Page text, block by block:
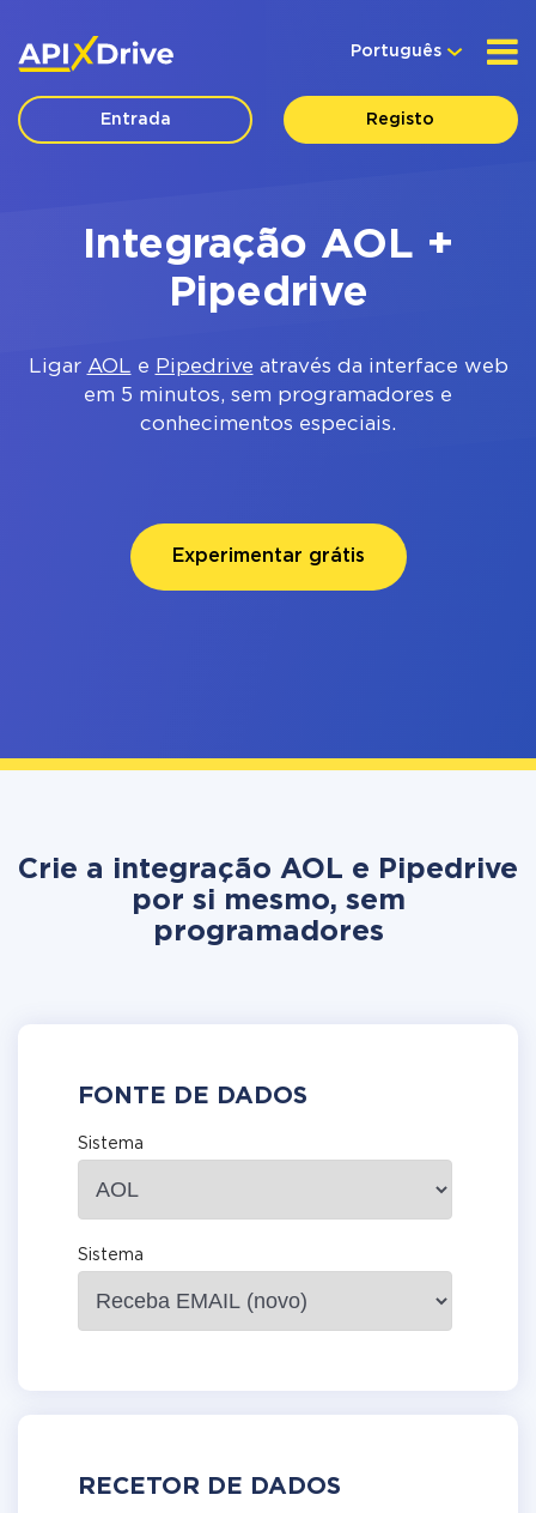
Português
Entrada Registo
Integração AOL +
Pipedrive
Ligar AOL e Pipedrive através da interface web
em 5 minutos, sem programadores e
conhecimentos especiais.
Experimentar grátis
Crie a integração AOL e Pipedrive
por si mesmo, sem
programadores
FONTE DE DADOS
Sistema
Sistema
RECETOR DE DADOS